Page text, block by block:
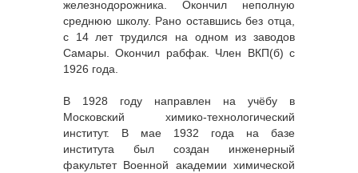
железнодорожника. Окончил неполную
среднюю школу. Рано оставшись без отца,
с 14 лет трудился на одном из заводов
Самары. Окончил рабфак. Член ВКП(б) с
1926 года.
В 1928 году направлен на учёбу в
Московский химико-технологический
институт. В мае 1932 года на базе
института был создан инженерный
факультет Военной академии химической